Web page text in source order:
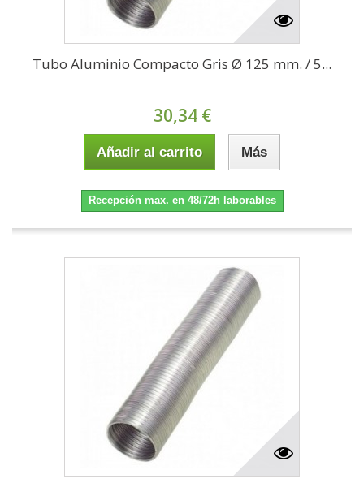
Tubo Aluminio Compacto Gris Ø 125 mm. / 5...
30,34 €
Añadir al carrito Más
Recepción max. en 48/72h laborables